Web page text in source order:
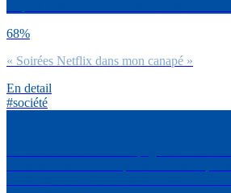
68%
« Soirées Netflix dans mon canapé »
En detail
#société